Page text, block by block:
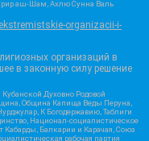
аш-Шам, Ахлю Сунна Валь
organizacii-i-
организаций в
в законную силу решение
Духовно Родовой
Община Капища Веды Перуна,
К Богодержавию, Таблиги
Национал-социалистическое
Балкарии и Карачая, Союз
рабочая партия